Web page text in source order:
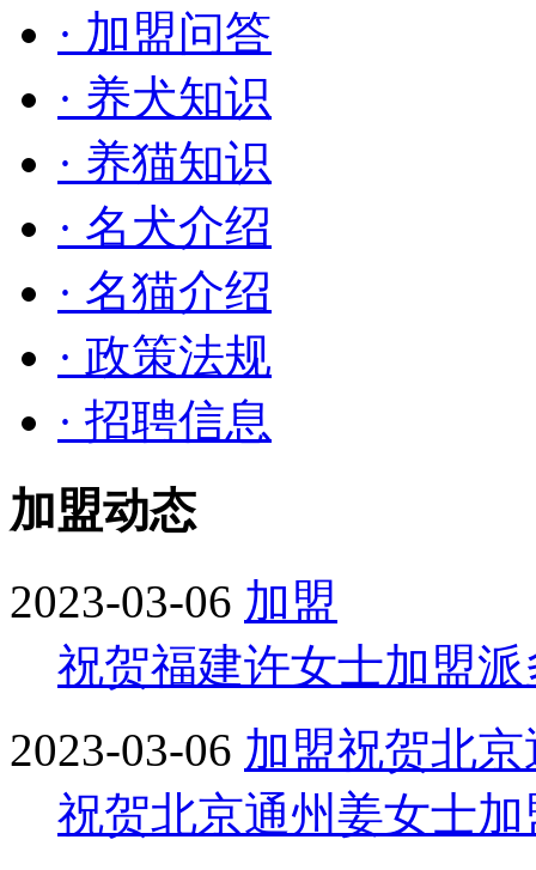
· 加盟问答
· 养犬知识
· 养猫知识
· 名犬介绍
· 名猫介绍
· 政策法规
· 招聘信息
加盟动态
2023-03-06 加盟
祝贺福建许女士加盟
2023-03-06 加盟祝贺北
祝贺北京通州姜女士